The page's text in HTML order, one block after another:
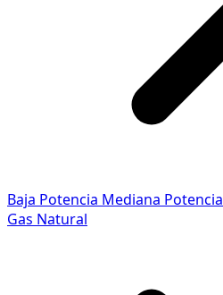
Baja Potencia Mediana Potencia
Gas Natural